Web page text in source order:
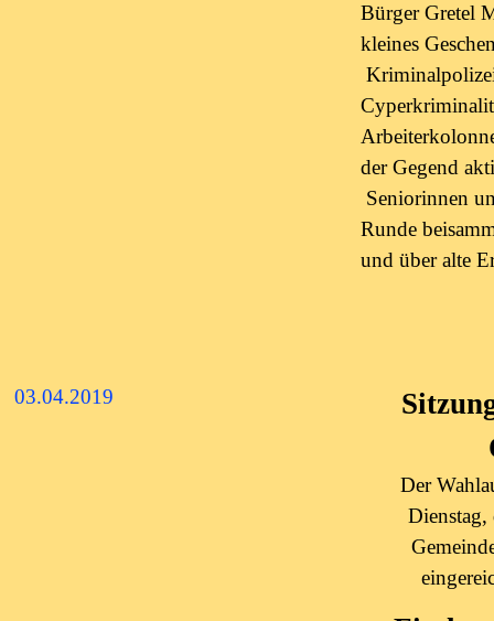
Bürger Gretel
kleines
der Gegend
Seniorinnen
Runde
und über alte
03.04.2019
Der